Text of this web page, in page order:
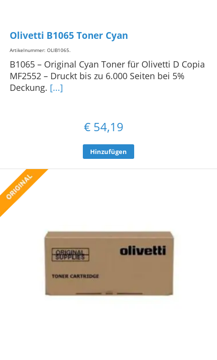
Olivetti B1065 Toner Cyan
Artikelnummer: OLIB1065.
B1065 – Original Cyan Toner für Olivetti D Copia
MF2552 – Druckt bis zu 6.000 Seiten bei 5%
Deckung. [...]
€ 54,19
Hinzufügen